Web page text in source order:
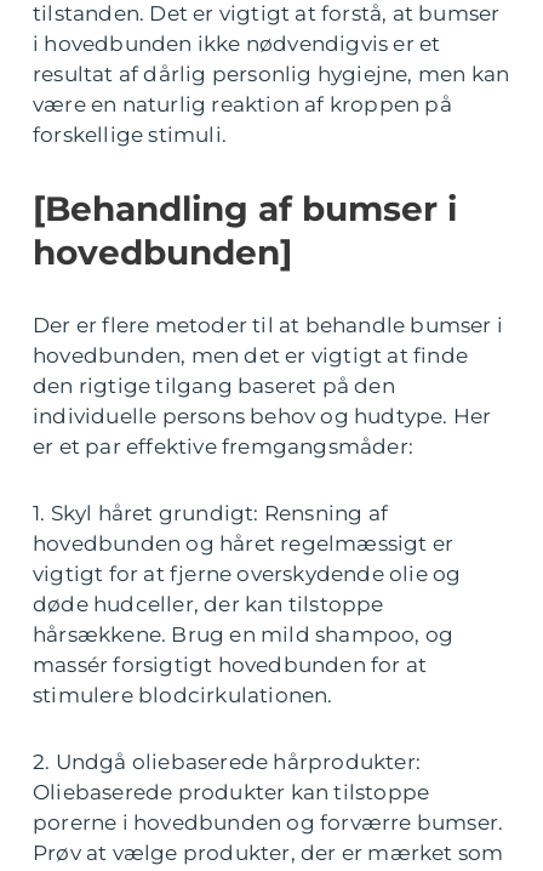
tilstanden. Det er vigtigt at forstå, at bumser
i hovedbunden ikke nødvendigvis er et
resultat af dårlig personlig hygiejne, men kan
være en naturlig reaktion af kroppen på
forskellige stimuli.
[Behandling af bumser i
hovedbunden]
Der er flere metoder til at behandle bumser i
hovedbunden, men det er vigtigt at finde
den rigtige tilgang baseret på den
individuelle persons behov og hudtype. Her
er et par effektive fremgangsmåder:
1. Skyl håret grundigt: Rensning af
hovedbunden og håret regelmæssigt er
vigtigt for at fjerne overskydende olie og
døde hudceller, der kan tilstoppe
hårsækkene. Brug en mild shampoo, og
massér forsigtigt hovedbunden for at
stimulere blodcirkulationen.
2. Undgå oliebaserede hårprodukter:
Oliebaserede produkter kan tilstoppe
porerne i hovedbunden og forværre bumser.
Prøv at vælge produkter, der er mærket som